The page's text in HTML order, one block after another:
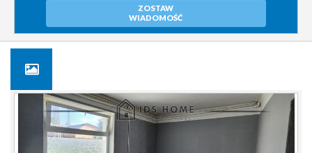
ZOSTAW
WIADOMOŚĆ